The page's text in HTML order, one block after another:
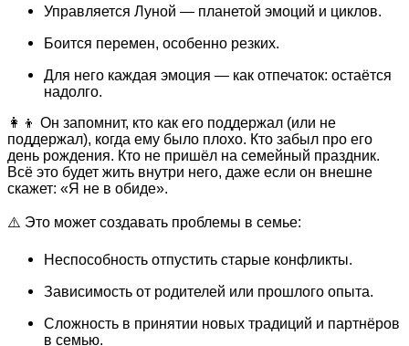
Управляется Луной — планетой эмоций и циклов.
Боится перемен, особенно резких.
Для него каждая эмоция — как отпечаток: остаётся
надолго.
👩‍👦 Он запомнит, кто как его поддержал (или не
поддержал), когда ему было плохо. Кто забыл про его
день рождения. Кто не пришёл на семейный праздник.
Всё это будет жить внутри него, даже если он внешне
скажет: «Я не в обиде».
⚠️ Это может создавать проблемы в семье:
Неспособность отпустить старые конфликты.
Зависимость от родителей или прошлого опыта.
Сложность в принятии новых традиций и партнёров
в семью.